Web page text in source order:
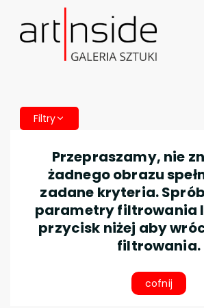
Filtry
Przepraszamy, nie
żadnego obrazu
zadane kryteria.
parametry filtrowania
przycisk niżej aby
filtrowania.
cofnij